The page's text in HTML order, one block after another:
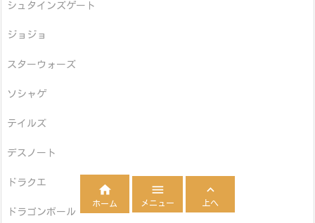
シュタインズゲート
ジョジョ
スターウォーズ
ソシャゲ
テイルズ
デスノート
ドラクエ
ドラゴンボール

ホーム

メニュー

上へ